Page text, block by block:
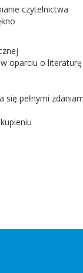
czytelnictwa
oparciu o literaturę
pełnymi